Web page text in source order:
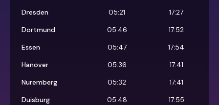
Dresden
05:21
17:27
Dortmund
05:46
17:52
Essen
05:47
17:54
Hanover
05:36
17:41
Nuremberg
05:32
17:41
Duisburg
05:48
17:55